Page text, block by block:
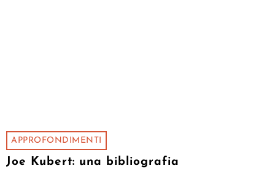
APPROFONDIMENTI
Joe Kubert: una bibliografia